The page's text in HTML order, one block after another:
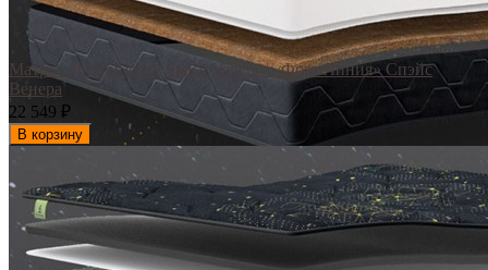
Матрас «FormLinea» Space Venera / «ФормЛиния» Спэйс
Венера
22 549 ₽
В корзину